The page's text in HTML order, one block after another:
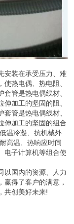
安装在承受压力、难
热电偶、热电阻、
管是热电偶线材、
加工的坚固的阻、
管是热电偶线材、
伸加工的坚固的组合
温冷凝、抗机械外
高温、热响应时间
电子计算机等组合使
以国内的资源、人力
得了客户的满意，
共创美好未来!